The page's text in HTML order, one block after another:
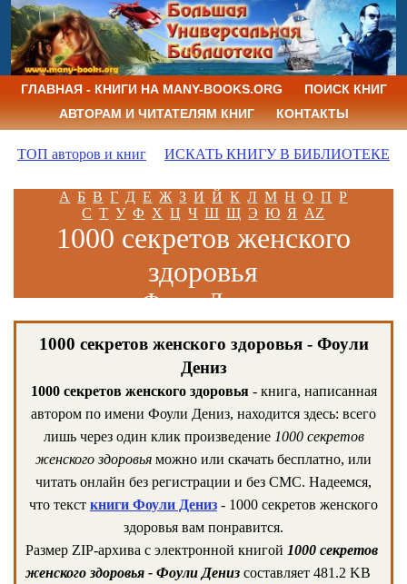
ГЛАВНАЯ - КНИГИ НА MANY-BOOKS.ORG
ПОИСК КНИГ
АВТОРАМ И ЧИТАТЕЛЯМ КНИГ
КОНТАКТЫ
ТОП авторов и книг ИСКАТЬ КНИГУ В БИБЛИОТЕКЕ
А Б В Г Д Е Ж З И Й К Л М Н О П Р
С Т У Ф Х Ц Ч Ш Щ Э Ю Я AZ
1000 секретов женского
здоровья
Фоули Дениз
1000 секретов женского здоровья - Фоули
Дениз
1000 секретов женского здоровья- книга, написанная
автором по имени Фоули Дениз, находится здесь: всего
лишь через один клик произведение 1000 секретов
женского здоровья можно или скачать бесплатно, или
читать онлайн без регистрации и без СМС. Надеемся,
что текст книги Фоули Дениз - 1000 секретов женского
здоровья вам понравится.
Размер ZIP-архива c электронной книгой 1000 секретов
женского здоровья - Фоули Дениз составляет 481.2 KB